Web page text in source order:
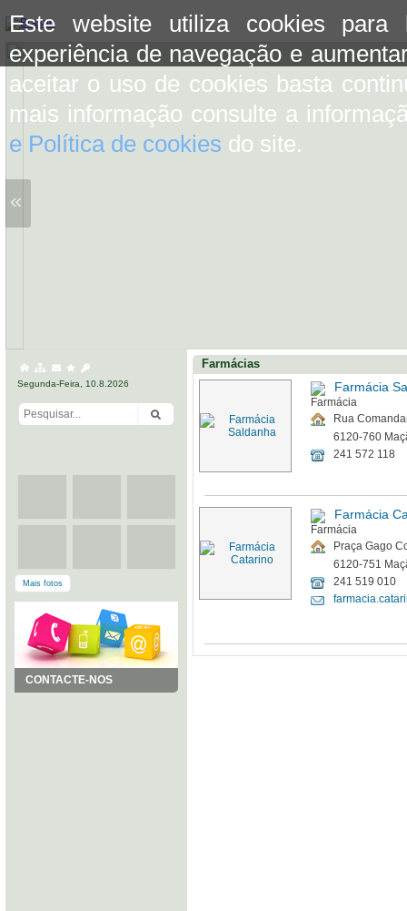
Este website utiliza cookies para
experiência de navegação e
aceitar o uso de cookies basta
mais informação consulte a
e Política de cookies do site.
«
Segunda-Feira, 10.8.2026
Mais fotos
CONTACTE-NOS
Farmácias
Farmácia
Rua
6120-760
241 572 118
Farmácia
Praça Gago
6120-751
241 519 010